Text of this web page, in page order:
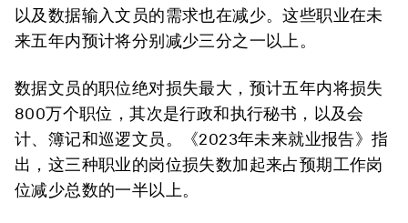
以及数据输入文员的需求也在减少。这些职业在未
来五年内预计将分别减少三分之一以上。
数据文员的职位绝对损失最大，预计五年内将损失
800万个职位，其次是行政和执行秘书，以及会
计、簿记和巡逻文员。《2023年未来就业报告》指
出，这三种职业的岗位损失数加起来占预期工作岗
位减少总数的一半以上。